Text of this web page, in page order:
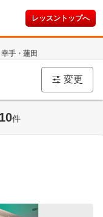
レッスントップへ
手・蓮田
変更
10件